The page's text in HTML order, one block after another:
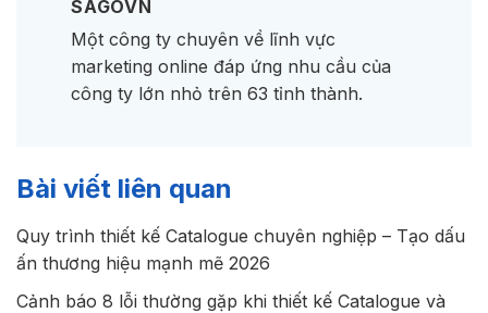
SAGOVN
Một công ty chuyên về lĩnh vực
marketing online đáp ứng nhu cầu của
công ty lớn nhỏ trên 63 tỉnh thành.
Bài viết liên quan
Quy trình thiết kế Catalogue chuyên nghiệp – Tạo dấu
ấn thương hiệu mạnh mẽ 2026
Cảnh báo 8 lỗi thường gặp khi thiết kế Catalogue và